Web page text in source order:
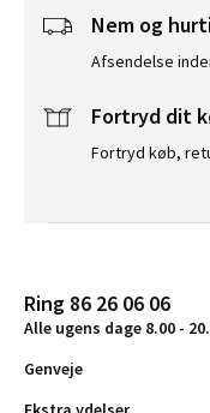
Nem og
Afsendelse
Fortryd dit
Fortryd køb,
Ring 86 26 06 06
Alle ugens dage 8.00 -
Genveje